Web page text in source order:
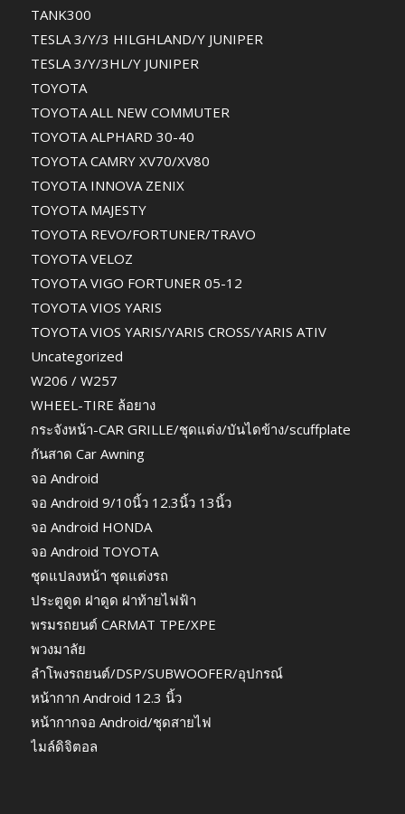
TANK300
TESLA 3/Y/3 HILGHLAND/Y JUNIPER
TESLA 3/Y/3HL/Y JUNIPER
TOYOTA
TOYOTA ALL NEW COMMUTER
TOYOTA ALPHARD 30-40
TOYOTA CAMRY XV70/XV80
TOYOTA INNOVA ZENIX
TOYOTA MAJESTY
TOYOTA REVO/FORTUNER/TRAVO
TOYOTA VELOZ
TOYOTA VIGO FORTUNER 05-12
TOYOTA VIOS YARIS
TOYOTA VIOS YARIS/YARIS CROSS/YARIS ATIV
Uncategorized
W206 / W257
WHEEL-TIRE ล้อยาง
กระจังหน้า-CAR GRILLE/ชุดแต่ง/บันไดข้าง/scuffplate
กันสาด Car Awning
จอ Android
จอ Android 9/10นิ้ว 12.3นิ้ว 13นิ้ว
จอ Android HONDA
จอ Android TOYOTA
ชุดแปลงหน้า ชุดแต่งรถ
ประตูดูด ฝาดูด ฝาท้ายไฟฟ้า
พรมรถยนต์ CARMAT TPE/XPE
พวงมาลัย
ลำโพงรถยนต์/DSP/SUBWOOFER/อุปกรณ์
หน้ากาก Android 12.3 นิ้ว
หน้ากากจอ Android/ชุดสายไฟ
ไมล์ดิจิตอล